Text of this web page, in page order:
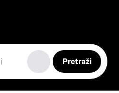
Pretraži